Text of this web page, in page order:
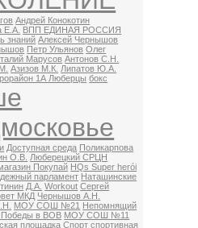
Андрей Конокотин
Е.А. ВПП ЕДИНАЯ РОССИЯ
знаний Алексей Чернышов
Петр Ульянов Олег
Марусов Антонов С.Н.
Азизов М.К. Липатов Ю.А.
1А Люберцы бокс
Доступная среда Поликарпова
О.В. Люберецкий СРЦН
Покупай HQs Super herói
парламент Наташинские
Д.А. Workout Сергей
МКД Чернышов А.Н.
МОУ СОШ №21 Непомнящий
Победы в ВОВ МОУ СОШ №11
площадка Спорт спортивная